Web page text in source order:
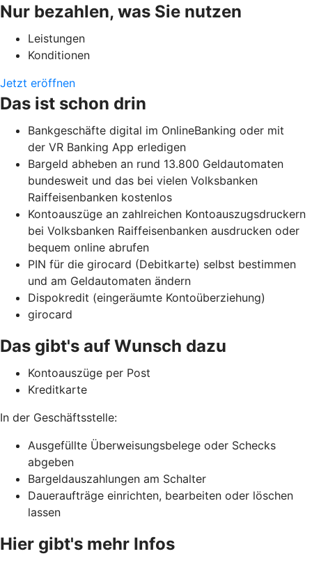
Nur bezahlen, was Sie nutzen
Leistungen
Konditionen
Jetzt eröffnen
Das ist schon drin
Bankgeschäfte digital im OnlineBanking oder mit
der VR Banking App erledigen
Bargeld abheben an rund 13.800 Geldautomaten
bundesweit und das bei vielen Volksbanken
Raiffeisenbanken kostenlos
Kontoauszüge an zahlreichen Kontoauszugsdruckern
bei Volksbanken Raiffeisenbanken ausdrucken oder
bequem online abrufen
PIN für die girocard (Debitkarte) selbst bestimmen
und am Geldautomaten ändern
Dispokredit (eingeräumte Kontoüberziehung)
girocard
Das gibt's auf Wunsch dazu
Kontoauszüge per Post
Kreditkarte
In der Geschäftsstelle:
Ausgefüllte Überweisungsbelege oder Schecks
abgeben
Bargeldauszahlungen am Schalter
Daueraufträge einrichten, bearbeiten oder löschen
lassen
Hier gibt's mehr Infos